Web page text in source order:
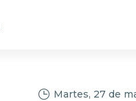
Martes, 27 de